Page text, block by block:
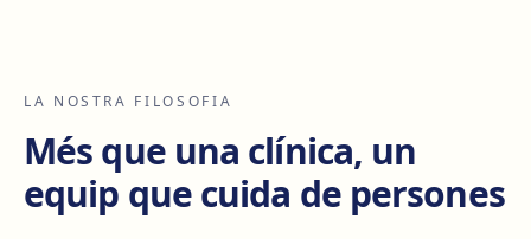
LA NOSTRA FILOSOFIA
Més que una clínica, un
equip que cuida de persones